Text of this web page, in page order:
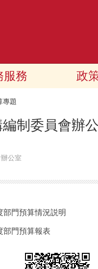
服務 政
專題
制委員會辦
公室
部門預算情況説明
部門預算報表